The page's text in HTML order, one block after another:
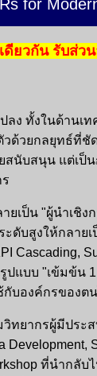
for
ดียวกัน รับส่ว
ทั้งในด้านเท
ด้วยกลยุทธ์ที่ชั
สนับสนุน แต่เ
น "ผู้นำเชิงก
ดับสูงให้กลาย
Cascading,
ปแบบ "เข้มข้น
กับองค์กรของต
ากรผู้มีประส
ที่นำกลับ